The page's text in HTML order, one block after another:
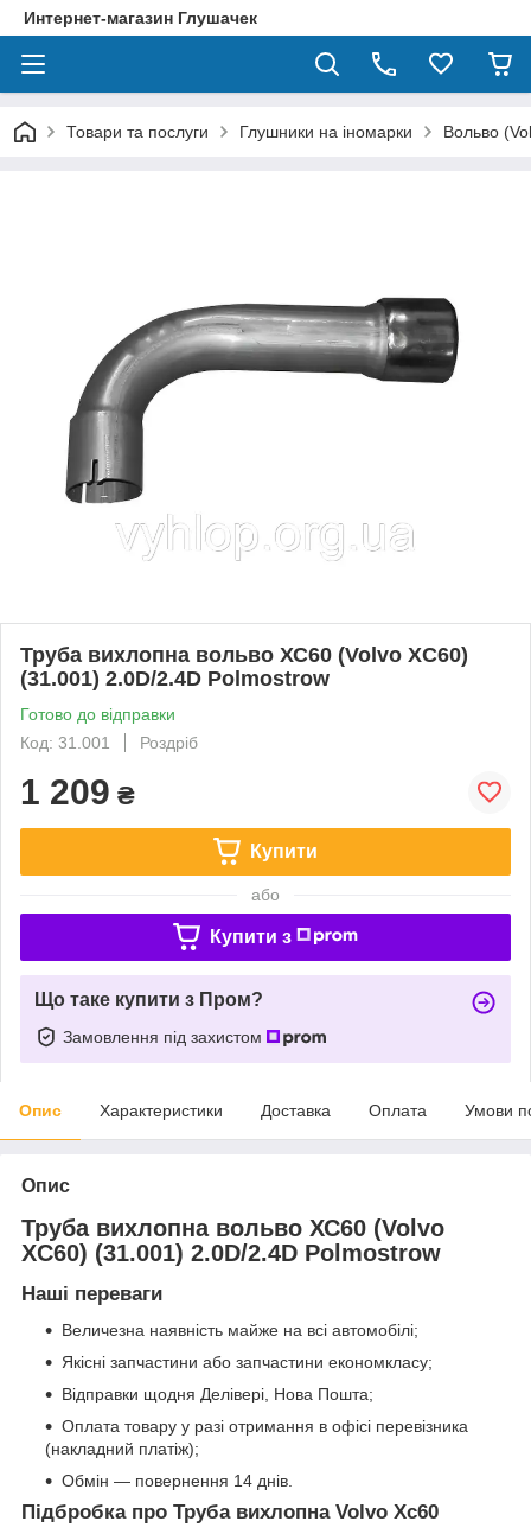
Интернет-магазин Глушачек
Товари та послуги Глушники на іномарки Вольво
Труба вихлопна вольво ХС60 (Volvo XC60)
(31.001) 2.0D/2.4D Polmostrow
Готово до відправки
Код: 31.001
Роздріб
1 209 ₴
Купити
або
Купити з
Що таке купити з Пром?
Замовлення під захистом
Опис Характеристики Доставка Оплата Умови
Опис
Труба вихлопна вольво ХС60 (Volvo
XC60) (31.001) 2.0D/2.4D Polmostrow
Наші переваги
Величезна наявність майже на всі автомобілі;
Якісні запчастини або запчастини економкласу;
Відправки щодня Делівері, Нова Пошта;
Оплата товару у разі отримання в офісі перевізника
(накладний платіж);
Обмін — повернення 14 днів.
Підбробка про Труба вихлопна Volvo Xc60